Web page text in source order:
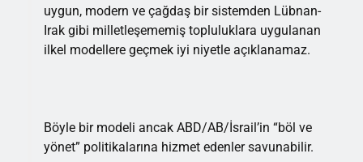
uygun, modern ve çağdaş bir sistemden Lübnan-
Irak gibi milletleşememiş topluluklara uygulanan
ilkel modellere geçmek iyi niyetle açıklanamaz.
Böyle bir modeli ancak ABD/AB/İsrail’in “böl ve
yönet” politikalarına hizmet edenler savunabilir.